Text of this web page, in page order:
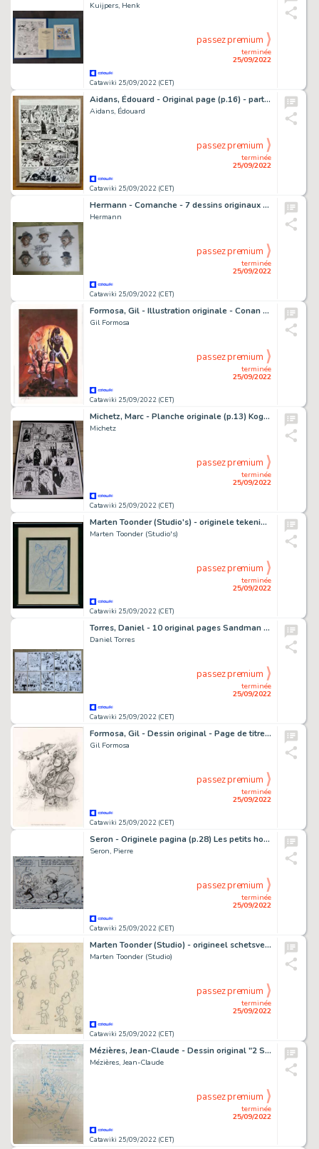
Kuijpers, Henk
Catawiki 25/09/2022 (CET)
terminée
25/09/2022
passez premium
Aidans, Édouard - Original page (p.16) - partly used as Cover for Zack - Tounga (Tunga/Toenga) - L'antre de la mort / De spelonk van de dood - Page volante - (1966)
Aidans, Édouard
Catawiki 25/09/2022 (CET)
terminée
25/09/2022
passez premium
Hermann - Comanche - 7 dessins originaux sur 1 feuille - Les loups du Wyoming - Page volante
Hermann
Catawiki 25/09/2022 (CET)
terminée
25/09/2022
passez premium
Formosa, Gil - Illustration originale - Conan le barbare et le 'Black Queen' - Corps Barbares (2006)
Gil Formosa
Catawiki 25/09/2022 (CET)
terminée
25/09/2022
passez premium
Michetz, Marc - Planche originale (p.13) Kogaratsu T9 - La stratégie des phalènes - (2000)
Michetz
Catawiki 25/09/2022 (CET)
terminée
25/09/2022
passez premium
Marten Toonder (Studio's) - originele tekening - Heer Bommel en de zwelbast (begin jaren 1980)
Marten Toonder (Studio's)
Catawiki 25/09/2022 (CET)
terminée
25/09/2022
passez premium
Torres, Daniel - 10 original pages Sandman - The Scarlet Ghost (1997)
Daniel Torres
Catawiki 25/09/2022 (CET)
terminée
25/09/2022
passez premium
Formosa, Gil - Dessin original - Page de titre Buck Danny T57 - Opération Vektor - (2018)
Gil Formosa
Catawiki 25/09/2022 (CET)
terminée
25/09/2022
passez premium
Seron - Originele pagina (p.28) Les petits hommes / De Minimensjes T39 - Les fourmicrabes / De Mierkrabben - (2002)
Seron, Pierre
Catawiki 25/09/2022 (CET)
terminée
25/09/2022
passez premium
Marten Toonder (Studio) - origineel schetsvel - Tom Poes, Heer Bommel, Panda (1950)
Marten Toonder (Studio)
Catawiki 25/09/2022 (CET)
terminée
25/09/2022
passez premium
Mézières, Jean-Claude - Dessin original "2 Shingouz" hommage Ã Jijé - Valérian / Ravian - (2010)
Mézières, Jean-Claude
Catawiki 25/09/2022 (CET)
terminée
25/09/2022
passez premium